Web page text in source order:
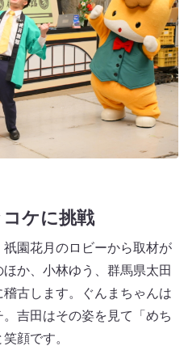
ケに挑戦
園花月のロビーから取材が
か、小林ゆう、群馬県太田
古します。ぐんまちゃんは
吉田はその姿を見て「めち
顔です。